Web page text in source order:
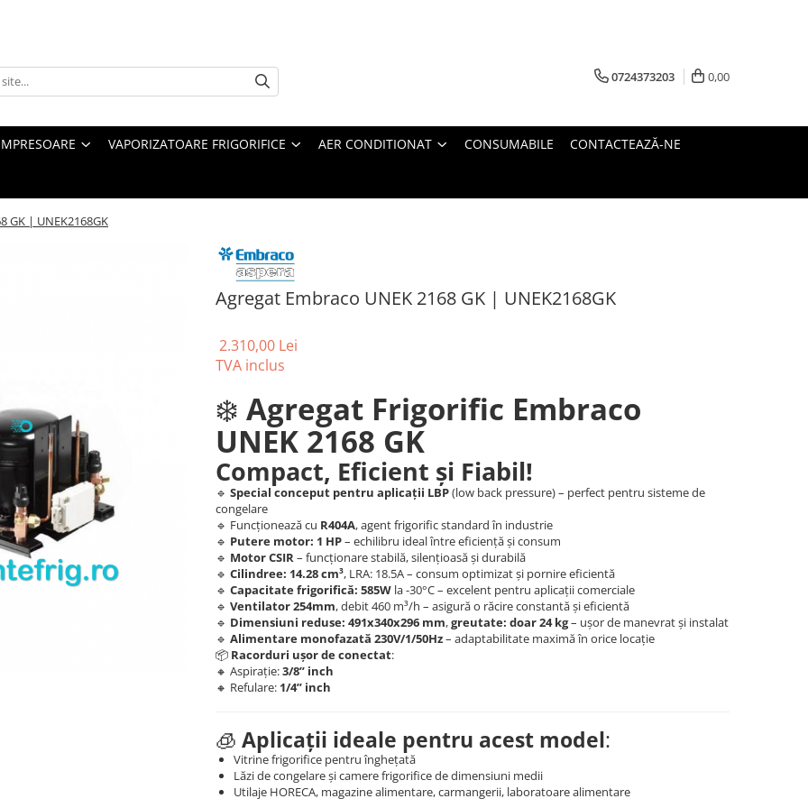
0724373203 0,00
VAPORIZATOARE FRIGORIFICE AER CONDITIONAT CONSUMABILE CONTACTEAZĂ-NE
GK | UNEK2168GK
Agregat Embraco UNEK 2168 GK | UNEK2168GK
2.310,00 Lei
TVA inclus
❄️ Agregat Frigorific Embraco
UNEK 2168 GK
Compact, Eficient și Fiabil!
🔹 Special conceput pentru aplicații LBP(low back pressure) – perfect pentru sisteme de
congelare
🔹 Funcționează cu R404A, agent frigorific standard în industrie
🔹 Putere motor: 1 HP– echilibru ideal între eficiență și consum
🔹 Motor CSIR– funcționare stabilă, silențioasă și durabilă
🔹 Cilindree: 14.28 cm³, LRA: 18.5A – consum optimizat și pornire eficientă
🔹 Capacitate frigorifică: 585W la -30°C – excelent pentru aplicații comerciale
🔹 Ventilator 254mm, debit 460 m³/h – asigură o răcire constantă și eficientă
🔹 Dimensiuni reduse: 491x340x296 mm,greutate: doar 24 kg– ușor de manevrat și instalat
🔹 Alimentare monofazată 230V/1/50Hz– adaptabilitate maximă în orice locație
📦 Racorduri ușor de conectat:
🔸 Aspirație:3/8” inch
🔸 Refulare: 1/4” inch
🧊 Aplicații ideale pentru acest model:
Vitrine frigorifice pentru înghețată
Lăzi de congelare și camere frigorifice de dimensiuni medii
Utilaje HORECA, magazine alimentare, carmangerii, laboratoare alimentare